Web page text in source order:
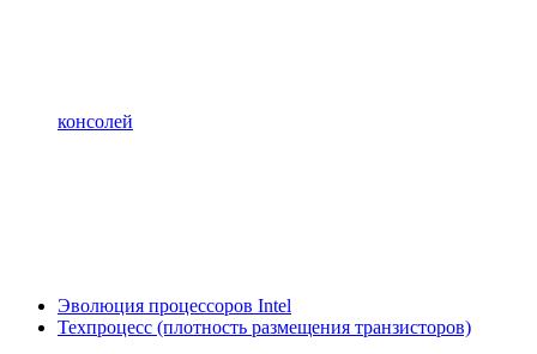
консолей
Эволюция процессоров Intel
Техпроцесс (плотность размещения транзисторов)